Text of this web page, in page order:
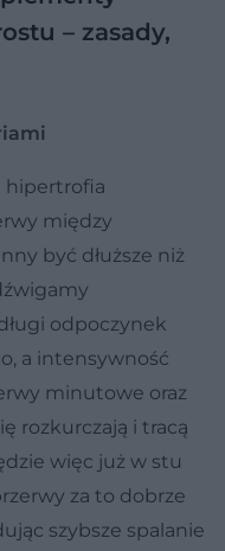
– zasady,
hipertrofia
między
być dłuższe niż
odpoczynek
a intensywność
minutowe oraz
rozkurczają i tracą
więc już w stu
za to dobrze
szybsze spalanie